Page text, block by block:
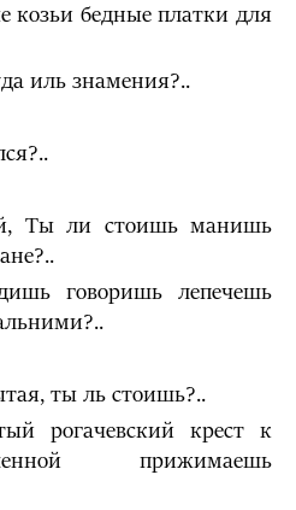
козьи бедные платки для
иль знамения?..
Ты ли стоишь манишь
говоришь лепечешь
ты ль стоишь?..
рогачевский крест к
прижимаешь